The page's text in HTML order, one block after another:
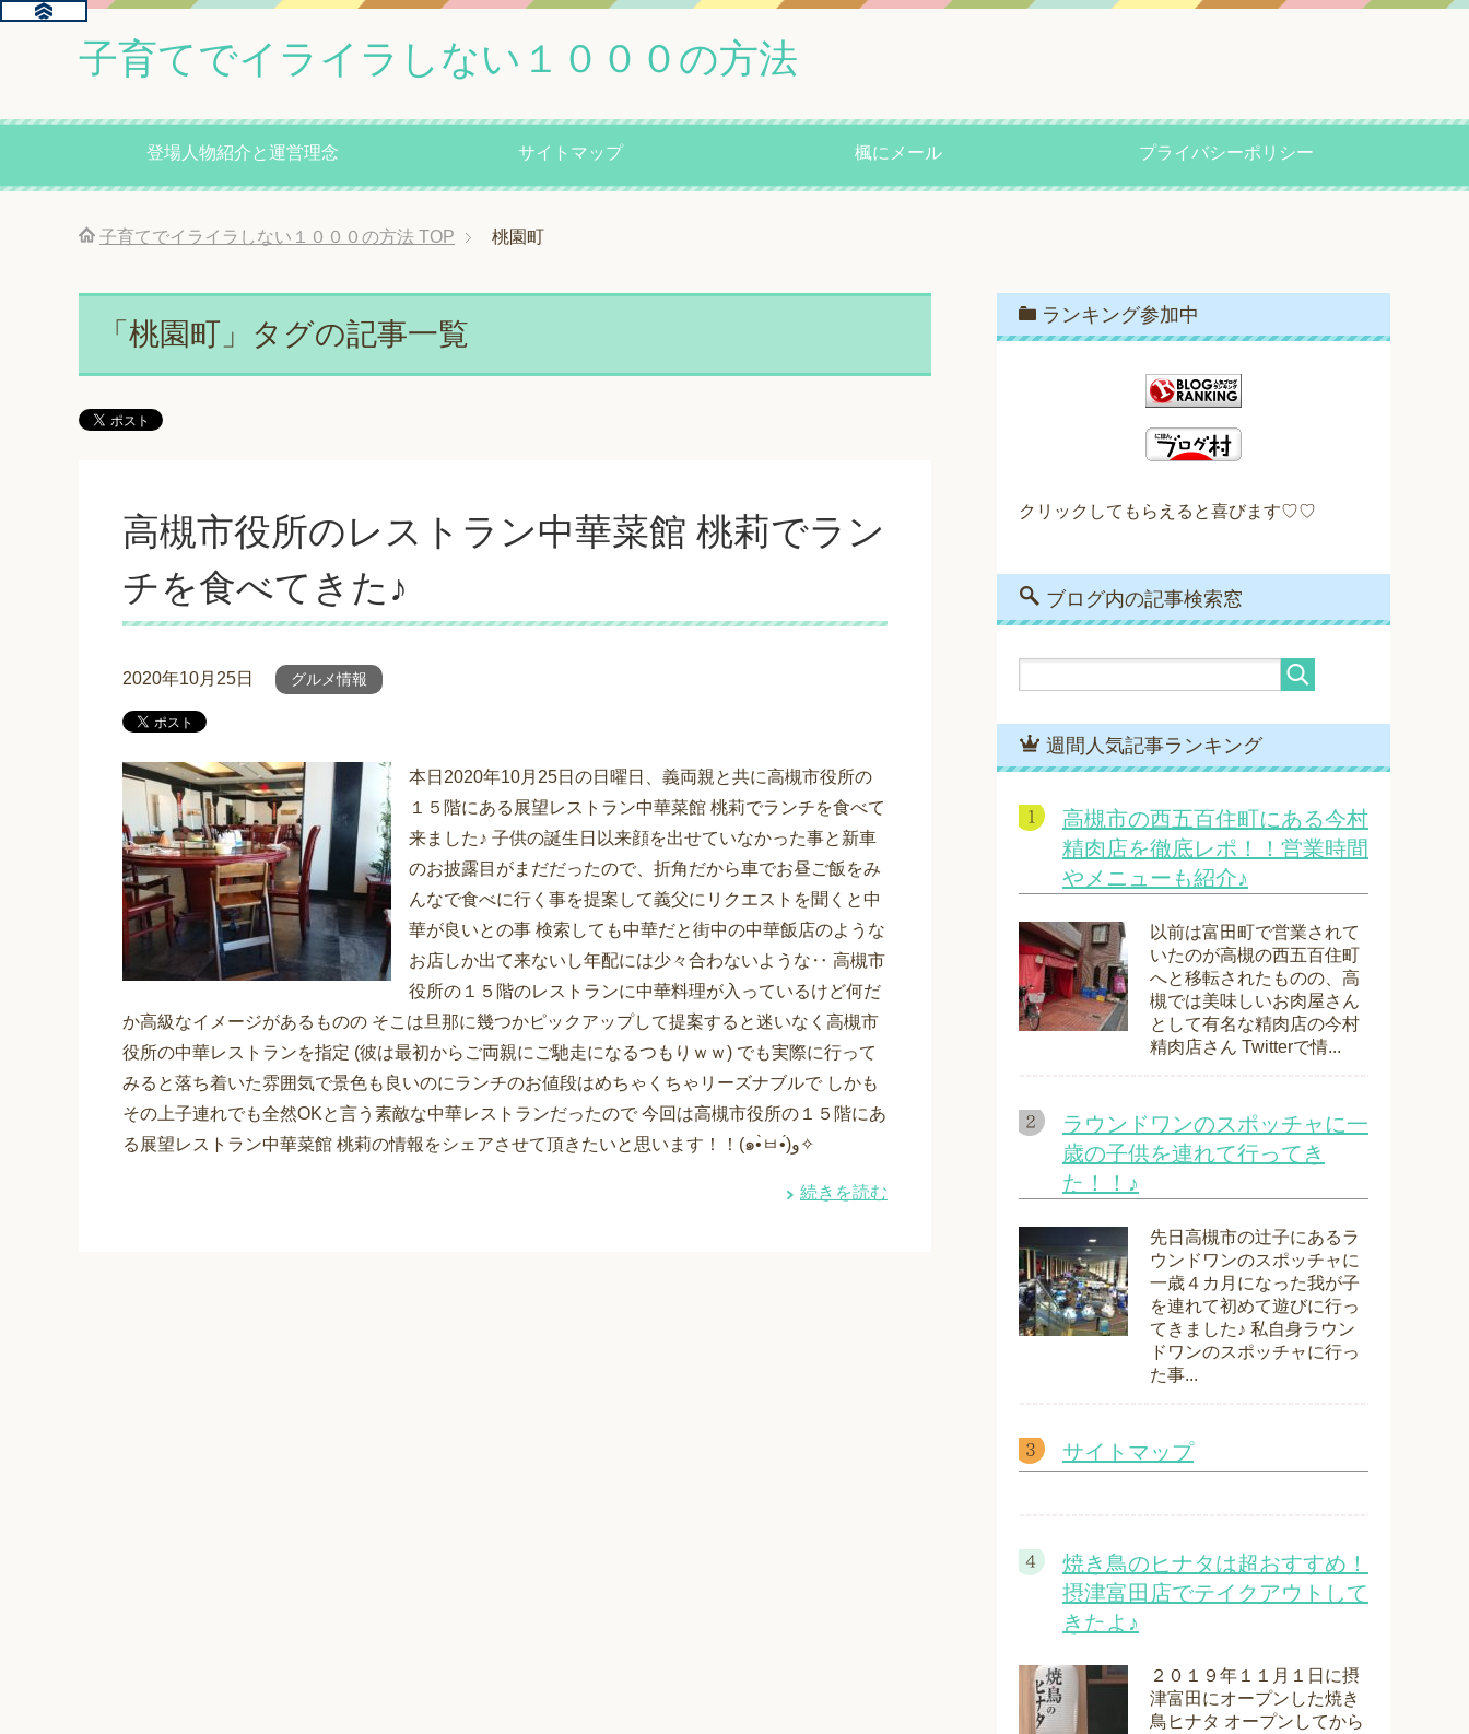
子育てでイライラしない１０００の方法
登場人物紹介と運営理念 サイトマップ 楓にメール プライバシーポリシー
子育てでイライラしない１０００の方法 TOP 桃園町
「桃園町」タグの記事一覧
高槻市役所のレストラン中華菜館 桃莉でラン
チを食べてきた♪
2020年10月25日 グルメ情報
本日2020年10月25日の日曜日、義両親と共に高槻市役所の
１５階にある展望レストラン中華菜館 桃莉でランチを食べて
来ました♪ 子供の誕生日以来顔を出せていなかった事と新車
のお披露目がまだだったので、折角だから車でお昼ご飯をみ
んなで食べに行く事を提案して義父にリクエストを聞くと中
華が良いとの事 検索しても中華だと街中の中華飯店のような
お店しか出て来ないし年配には少々合わないような‥ 高槻市
役所の１５階のレストランに中華料理が入っているけど何だ
か高級なイメージがあるものの そこは旦那に幾つかピックアップして提案すると迷いなく高槻市
役所の中華レストランを指定 (彼は最初からご両親にご馳走になるつもりｗｗ) でも実際に行って
みると落ち着いた雰囲気で景色も良いのにランチのお値段はめちゃくちゃリーズナブルで しかも
その上子連れでも全然OKと言う素敵な中華レストランだったので 今回は高槻市役所の１５階にあ
る展望レストラン中華菜館 桃莉の情報をシェアさせて頂きたいと思います！！(๑•̀ㅂ•́)و✧
続きを読む
ランキング参加中
クリックしてもらえると喜びます♡♡
ブログ内の記事検索窓
週間人気記事ランキング
高槻市の西五百住町にある今村
精肉店を徹底レポ！！営業時間
やメニューも紹介♪
以前は富田町で営業されて
いたのが高槻の西五百住町
へと移転されたものの、高
槻では美味しいお肉屋さん
として有名な精肉店の今村
精肉店さん Twitterで情...
ラウンドワンのスポッチャに一
歳の子供を連れて行ってき
た！！♪
先日高槻市の辻子にあるラ
ウンドワンのスポッチャに
一歳４カ月になった我が子
を連れて初めて遊びに行っ
てきました♪ 私自身ラウン
ドワンのスポッチャに行っ
た事...
サイトマップ
焼き鳥のヒナタは超おすすめ！
摂津富田店でテイクアウトして
きたよ♪
２０１９年１１月１日に摂
津富田にオープンした焼き
鳥ヒナタ オープンしてから